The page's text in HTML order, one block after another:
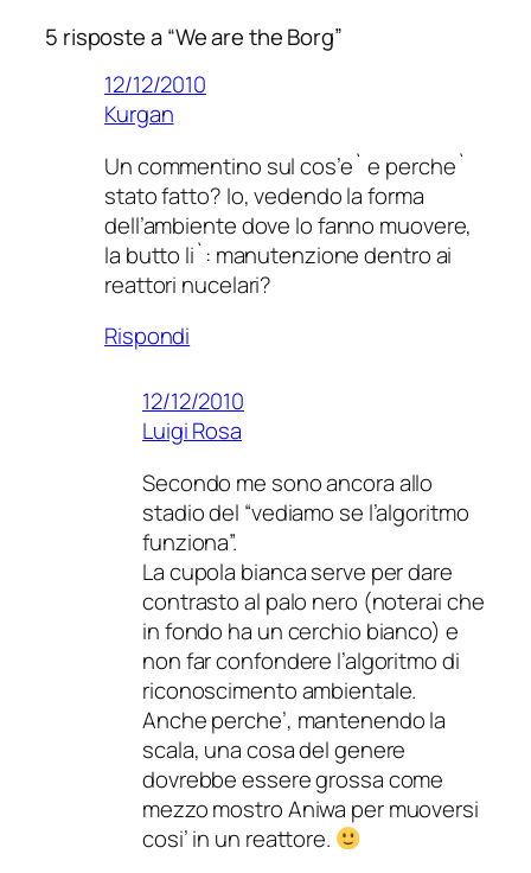
5 risposte a “We are the Borg”
12/12/2010
Kurgan
Un commentino sul cos’e` e perche`
stato fatto? Io, vedendo la forma
dell’ambiente dove lo fanno muovere,
la butto li`: manutenzione dentro ai
reattori nucelari?
Rispondi
12/12/2010
Luigi Rosa
Secondo me sono ancora allo
stadio del “vediamo se l’algoritmo
funziona”.
La cupola bianca serve per dare
contrasto al palo nero (noterai che
in fondo ha un cerchio bianco) e
non far confondere l’algoritmo di
riconoscimento ambientale.
Anche perche’, mantenendo la
scala, una cosa del genere
dovrebbe essere grossa come
mezzo mostro Aniwa per muoversi
cosi’ in un reattore.